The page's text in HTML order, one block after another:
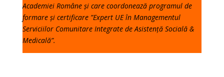
Academiei Române și care coordonează programul de
formare și certificare ”Expert UE în Managementul
Serviciilor Comunitare Integrate de Asistență Socială &
Medicală”.